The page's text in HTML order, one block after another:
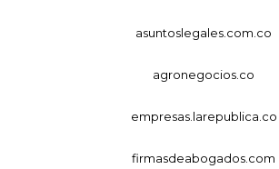
asuntoslegales.com.co
agronegocios.co
empresas.larepublica.co
firmasdeabogados.com